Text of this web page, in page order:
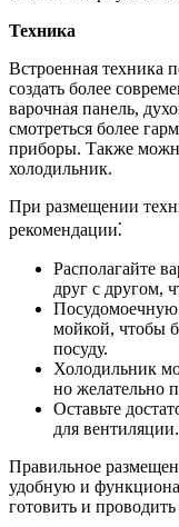
Техника
Встроенная техника
создать более
варочная панель,
смотреться более
приборы. Также
холодильник.
При размещении
рекомендации⁚
Располагайте
друг с другом,
мойкой, чтобы
посуду.
Холодильник
но желательно
Оставьте
для вентиляции.
Правильное
удобную и
готовить и